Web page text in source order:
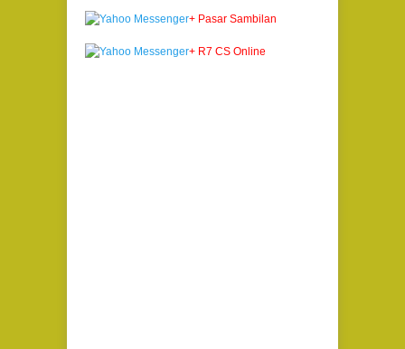
+ Pasar Sambilan
+ R7 CS Online